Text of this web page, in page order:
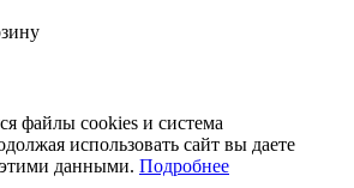
файлы cookies и система
использовать сайт вы даете
этими данными. Подробнее